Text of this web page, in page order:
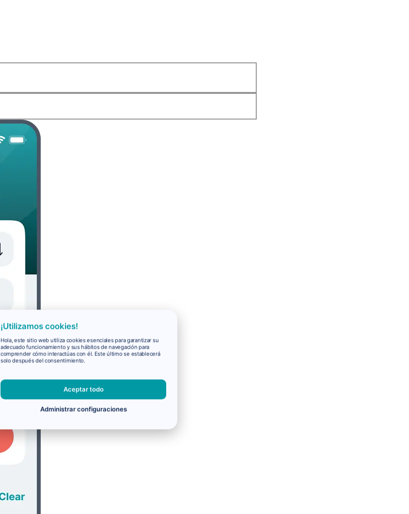
¡Utilizamos cookies!
Hola, este sitio web utiliza cookies esenciales para garantizar su
adecuado funcionamiento y sus hábitos de navegación para
comprender cómo interactúas con él. Este último se establecerá
solo después del consentimiento.
Aceptar todo
Administrar configuraciones